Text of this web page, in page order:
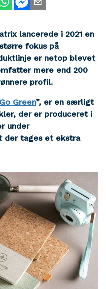
lancerede i 2021 en
fokus på
er netop blevet
mere end 200
profil.
Go Green”, er en særligt
der er produceret i
under
der tages et ekstra